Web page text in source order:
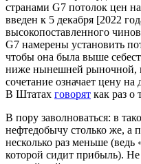
странами G7 потолок цен
введен к 5 декабря [2022
высокопоставленного
G7 намерены установить
чтобы она была выше
ниже нынешней рыночной,
сочетание означает цену
В Штатах говорят как раз о
В пору заволноваться: в
нефтедобычу столько же, а
несколько раз меньше
которой сидит прибыль).